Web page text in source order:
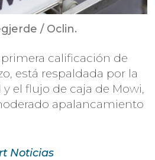
/ Oclin.
calificación de
está respaldada por la
el flujo de caja de Mowi,
apalancamiento
Noticias